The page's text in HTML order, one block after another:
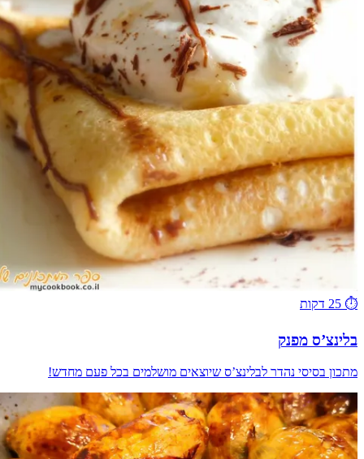
⏱️ 25 דקות
בלינצ’ס מפנק
מתכון בסיסי נהדר לבלינצ’ס שיוצאים מושלמים בכל פעם מחדש!